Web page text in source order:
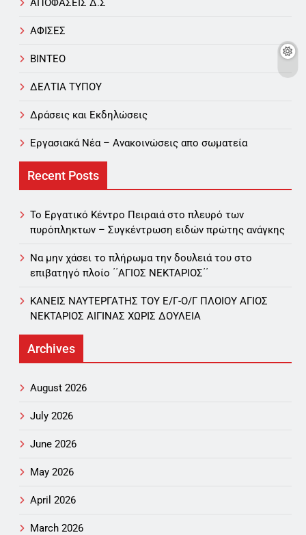
ΑΠΟΦΑΣΕΙΣ Δ.Σ
ΑΦΙΣΕΣ
ΒΙΝΤΕΟ
ΔΕΛΤΙΑ ΤΥΠΟΥ
Δράσεις και Εκδηλώσεις
Εργασιακά Νέα – Aνακοινώσεις απο σωματεία
Recent Posts
Το Εργατικό Κέντρο Πειραιά στο πλευρό των
πυρόπληκτων – Συγκέντρωση ειδών πρώτης ανάγκης
Να μην χάσει το πλήρωμα την δουλειά του στο
επιβατηγό πλοίο ΄΄ΑΓΙΟΣ ΝΕΚΤΑΡΙΟΣ΄΄
ΚΑΝΕΙΣ ΝΑΥΤΕΡΓΑΤΗΣ TOY Ε/Γ-Ο/Γ ΠΛΟΙΟY ΑΓΙΟΣ
ΝΕΚΤΑΡΙΟΣ ΑΙΓΙΝΑΣ ΧΩΡΙΣ ΔΟΥΛΕΙΑ
Archives
August 2026
July 2026
June 2026
May 2026
April 2026
March 2026